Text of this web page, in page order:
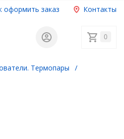
оформить заказ Контакты
0
Термопары
/